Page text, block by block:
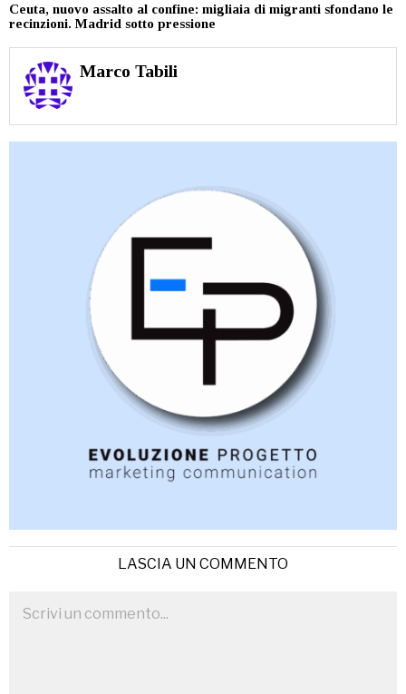
Ceuta, nuovo assalto al confine: migliaia di migranti sfondano le
recinzioni. Madrid sotto pressione
Marco Tabili
LASCIA UN COMMENTO